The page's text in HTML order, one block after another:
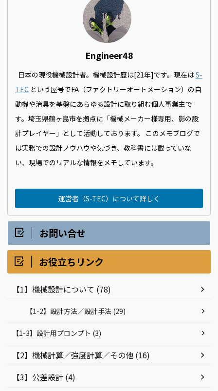
Engineer48
日本の現役機械設計者。機械設計歴は[21年]です。現在はS-
TEC という屋号でFA（ファクトリーオートメーション）の自
動機や治具を基盤にあらゆる設計に取り組む個人事業主で
す。埼玉県鶴ヶ島市を拠点に「機械メーカー様専用、影の設
計プレイヤー」として活動しております。 このメモブログで
は実務での設計ノウハウや気づき、教科書には載っていな
い、現場でのリアルな情報をメモしています。
運営者（S-TEC）について詳しく
お問い合せ
お役立ちリンク
【1】機械設計について (78)
【1-2】設計方法／設計手法 (29)
【1-3】設計用プロンプト (3)
【2】機械計算／強度計算／その他 (16)
【3】公差設計 (4)